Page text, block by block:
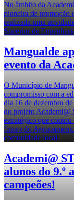
No âmbito da
pioneira de promoção
realizada uma
Superior de
Mangualde
evento da
O Município de
compromisso com a
dia 16 de dezembro
do projeto Academi@
estratégico que
futuro do
comunidade local.
Academi@
alunos do 9.º
campeões!